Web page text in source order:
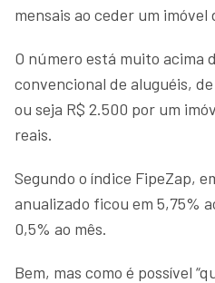
mensais ao ceder um imóvel
O número está muito acima
convencional de aluguéis,
ou seja R$ 2.500 por um
reais.
Segundo o índice FipeZap,
anualizado ficou em 5,75%
0,5% ao mês.
Bem, mas como é possível